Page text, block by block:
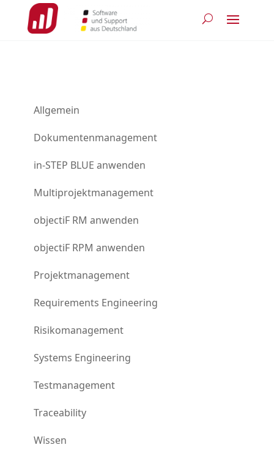
Allgemein
Dokumentenmanagement
in-STEP BLUE anwenden
Multiprojektmanagement
objectiF RM anwenden
objectiF RPM anwenden
Projektmanagement
Requirements Engineering
Risikomanagement
Systems Engineering
Testmanagement
Traceability
Wissen